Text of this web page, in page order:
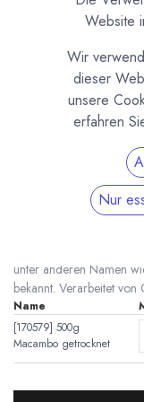
Macambo
(0 Rezension)
unter anderen Namen
bekannt. Verarbeitet
Name
[170579] 500g
Macambo getrocknet
Website
Wir
dieser
unsere
erfahren
Nur